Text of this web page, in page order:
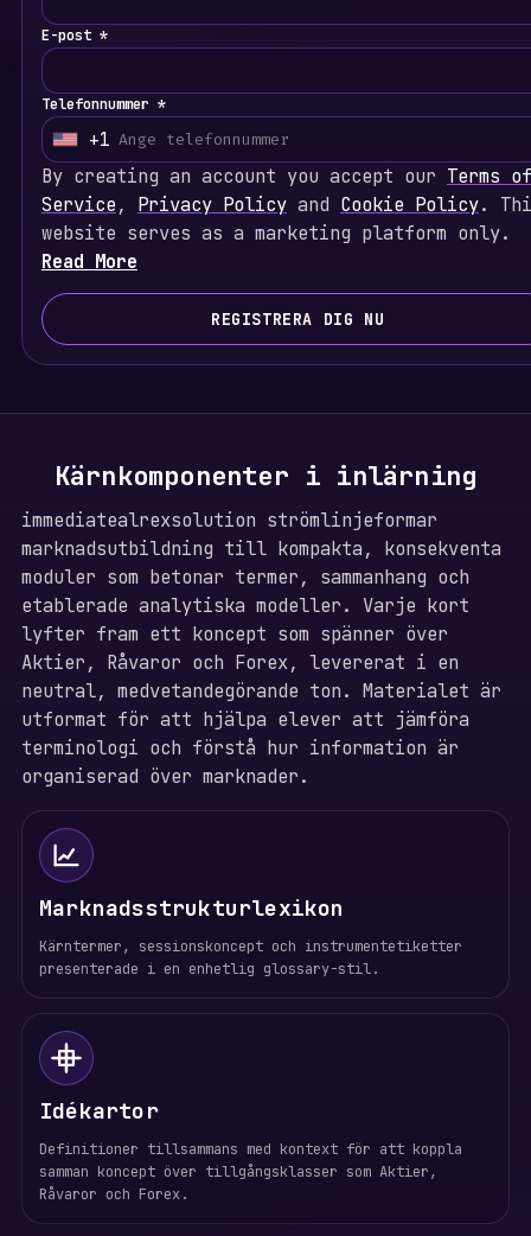
E-post *
Telefonnummer *
U
n
i
t
e
d
t
s
+
1
+1
By creating an account you accept our Terms of
Service, Privacy Policyand Cookie Policy.
website serves as a marketing platform only.
Read More
REGISTRERA DIG NU
Kärnkomponenter i inlärning
immediatealrexsolution strömlinjeformar
marknadsutbildning till kompakta, konsekventa
moduler som betonar termer, sammanhang och
etablerade analytiska modeller. Varje kort
lyfter fram ett koncept som spänner över
Aktier, Råvaror och Forex, levererat i en
neutral, medvetandegörande ton. Materialet är
utformat för att hjälpa elever att jämföra
terminologi och förstå hur information är
organiserad över marknader.
Marknadsstrukturlexikon
Kärntermer, sessionskoncept och instrumentetiketter
presenterade i en enhetlig glossary-stil.
Idékartor
Definitioner tillsammans med kontext för att koppla
samman koncept över tillgångsklasser som Aktier,
Råvaror och Forex.